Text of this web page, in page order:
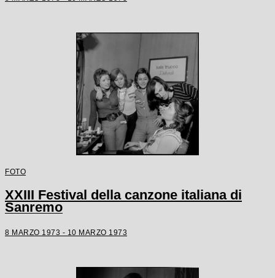
FOTO
XXIII Festival della canzone italiana di
Sanremo
8 MARZO 1973 - 10 MARZO 1973